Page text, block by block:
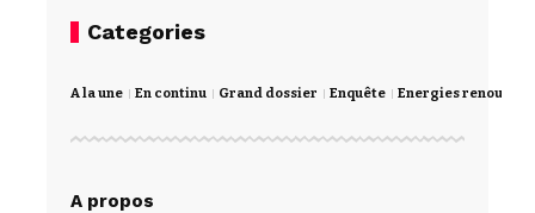
Categories
A la une En continu Grand dossier Enquête Energies
A propos